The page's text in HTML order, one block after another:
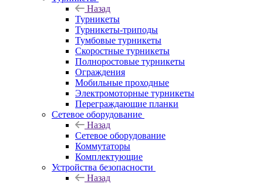
Назад
Турникеты
Турникеты-триподы
Тумбовые турникеты
Скоростные турникеты
Полноростовые турникеты
Ограждения
Мобильные проходные
Электромоторные турникеты
Переграждающие планки
Сетевое оборудование
Назад
Сетевое оборудование
Коммутаторы
Комплектующие
Устройства безопасности
Назад